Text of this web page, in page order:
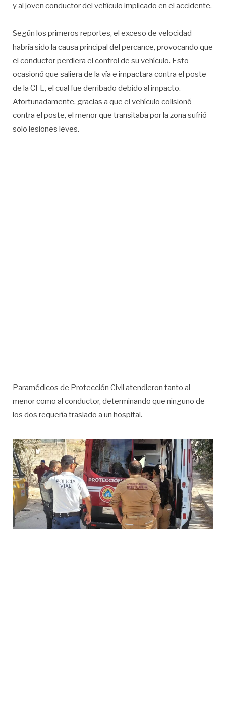
y al joven conductor del vehículo implicado en el accidente.
Según los primeros reportes, el exceso de velocidad
habría sido la causa principal del percance, provocando que
el conductor perdiera el control de su vehículo. Esto
ocasionó que saliera de la vía e impactara contra el poste
de la CFE, el cual fue derribado debido al impacto.
Afortunadamente, gracias a que el vehículo colisionó
contra el poste, el menor que transitaba por la zona sufrió
solo lesiones leves.
Paramédicos de Protección Civil atendieron tanto al
menor como al conductor, determinando que ninguno de
los dos requería traslado a un hospital.